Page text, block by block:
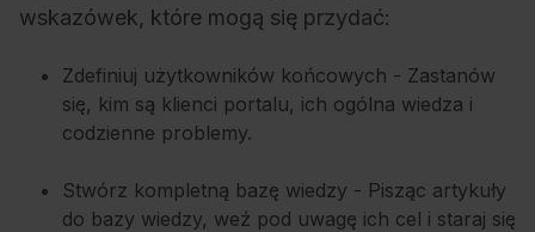
wskazówek, które mogą się przydać:
Zdefiniuj użytkowników końcowych - Zastanów
się, kim są klienci portalu, ich ogólna wiedza i
codzienne problemy.
Stwórz kompletną bazę wiedzy - Pisząc artykuły
do bazy wiedzy, weź pod uwagę ich cel i staraj się